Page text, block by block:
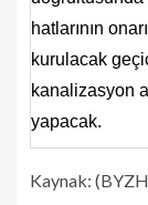
hatlarının
kurulacak
kanalizasyon
yapacak.
Kaynak: